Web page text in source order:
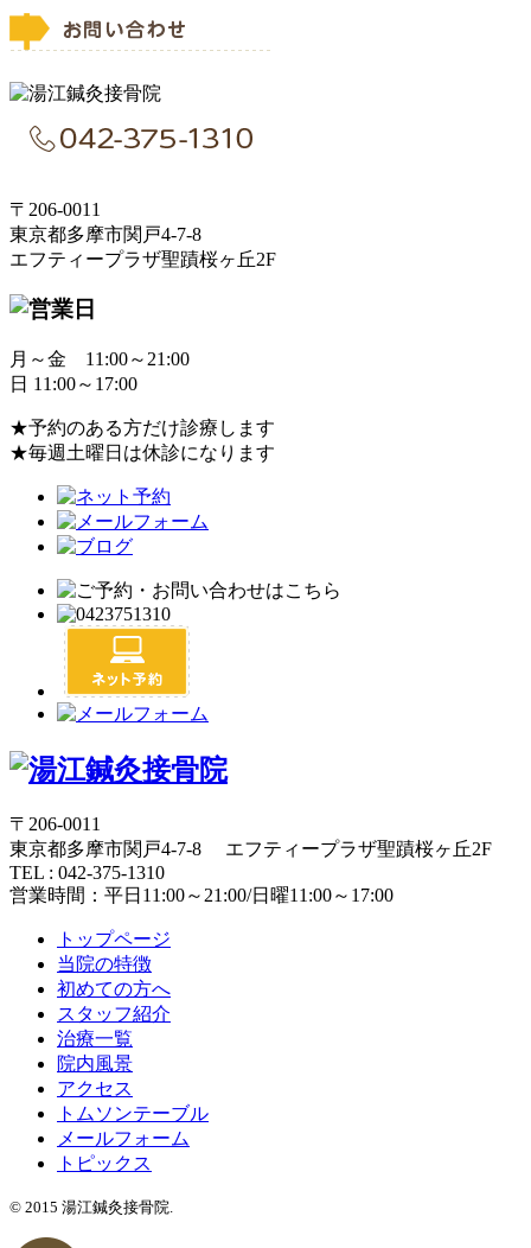
〒206-0011
東京都多摩市関戸4-7-8
エフティープラザ聖蹟桜ヶ丘2F
月～金 11:00～21:00
日 11:00～17:00
★予約のある方だけ診療します
★毎週土曜日は休診になります
〒206-0011
東京都多摩市関戸4-7-8 エフティープラザ聖蹟桜ヶ丘2F
TEL : 042-375-1310
営業時間：平日11:00～21:00/日曜11:00～17:00
トップページ
当院の特徴
初めての方へ
スタッフ紹介
治療一覧
院内風景
アクセス
トムソンテーブル
メールフォーム
トピックス
© 2015 湯江鍼灸接骨院.